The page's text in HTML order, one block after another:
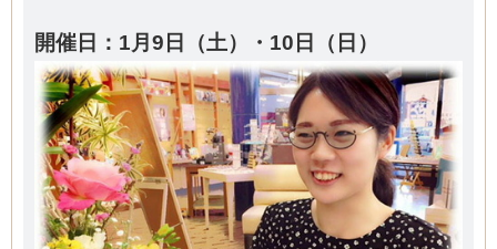
開催日：1月9日（土）・10日（日）